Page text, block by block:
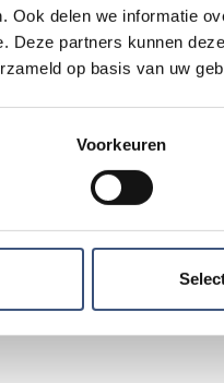
Ook delen we informatie
Deze partners kunnen
op basis van uw
Voorkeuren
Kazàn
Kaap
Alle